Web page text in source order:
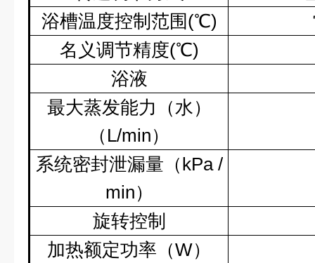
浴槽温度控制范围(℃)
名义调节精度(℃)
浴液
最大蒸发能力（水）
（ L/min）
系统密封泄漏量（kPa /
min）
旋转控制
加热额定功率（W）